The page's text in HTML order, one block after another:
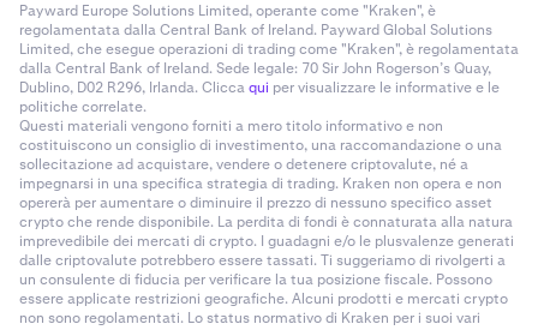
Payward Europe Solutions Limited, operante come "Kraken", è
regolamentata dalla Central Bank of Ireland. Payward Global Solutions
Limited, che esegue operazioni di trading come "Kraken", è regolamentata
dalla Central Bank of Ireland. Sede legale: 70 Sir John Rogerson’s Quay,
Dublino, D02 R296, Irlanda. Cliccaqui per visualizzare le informative e le
politiche correlate.
Questi materiali vengono forniti a mero titolo informativo e non
costituiscono un consiglio di investimento, una raccomandazione o una
sollecitazione ad acquistare, vendere o detenere criptovalute, né a
impegnarsi in una specifica strategia di trading. Kraken non opera e non
opererà per aumentare o diminuire il prezzo di nessuno specifico asset
crypto che rende disponibile. La perdita di fondi è connaturata alla natura
imprevedibile dei mercati di crypto. I guadagni e/o le plusvalenze generati
dalle criptovalute potrebbero essere tassati. Ti suggeriamo di rivolgerti a
un consulente di fiducia per verificare la tua posizione fiscale. Possono
essere applicate restrizioni geografiche. Alcuni prodotti e mercati crypto
non sono regolamentati. Lo status normativo di Kraken per i suoi vari